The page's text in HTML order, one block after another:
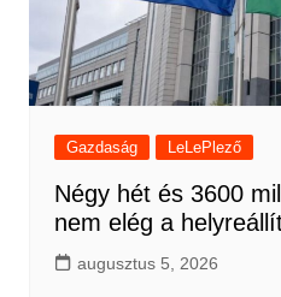
Gazdaság LeLePlező
Négy hét és 3600
nem elég a
augusztus 5, 2026